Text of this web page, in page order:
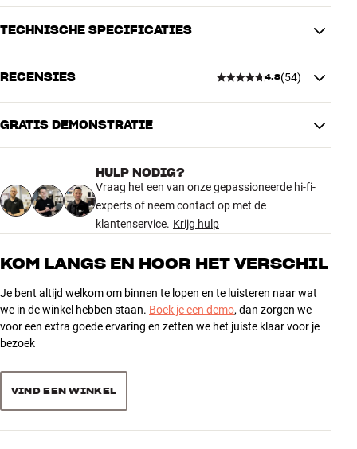
reinigingsvloeistof die stof, vuil en vingerafdrukken verwijdert.
statische elektriciteit vermindert, resonanties dempt en stof
tegenhoudt.
element heel nauwkeurig in de behuizing te plaatsen. Zo krijg je een
optimaal geluid en voorkom je onnodige slijtage (wordt niet apart
verkocht).
Meer van Essentials
TECHNISCHE SPECIFICATIES
AFMETINGEN EN DESIGN
Kleur
Wit
Gewicht (kg)
Afmetingen (verpakking)
hoogte x diepte)
ALGEMENE KARAKTERISTIEKEN
Naaldborstel
Platenmat van echt leer
Protractor (niet apart verkrijgbaar)
RECENSIES 4.8(54)
4.8
54 recensies
5 45
4 6
2
1 0
GRATIS DEMONSTRATIE
HULP NODIG?
Vraag het een van onze gepassioneerde hi-fi-
experts of neem contact op met de
klantenservice. Krijg hulp
KOM LANGS EN HOOR HET VERSCHIL
Je bent altijd welkom om binnen te lopen en te luisteren naar wat
we in de winkel hebben staan. Boek je een demo, dan zorgen we
voor een extra goede ervaring en zetten we het juiste klaar voor je
bezoek
VIND EEN WINKEL